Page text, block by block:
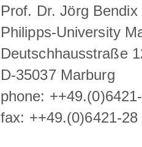
Prof. Dr. Jörg Bendix
Philipps-University
Deutschhausstraße
D-35037 Marburg
phone:
fax: ++49.(0)6421-28